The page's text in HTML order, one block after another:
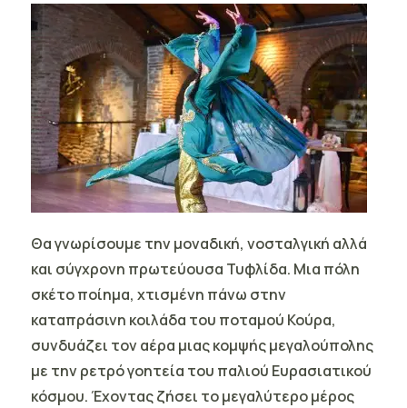
Θα γνωρίσουμε την μοναδική, νοσταλγική αλλά
και σύγχρονη πρωτεύουσα Τυφλίδα. Μια πόλη
σκέτο ποίημα, χτισμένη πάνω στην
καταπράσινη κοιλάδα του ποταμού Κούρα,
συνδυάζει τον αέρα μιας κομψής μεγαλούπολης
με την ρετρό γοητεία του παλιού Ευρασιατικού
κόσμου. Έχοντας ζήσει το μεγαλύτερο μέρος